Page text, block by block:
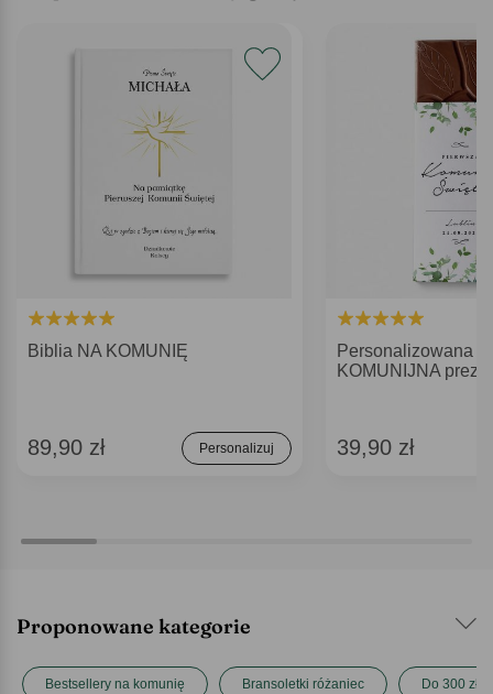
Biblia NA KOMUNIĘ
89,90 zł Personalizuj
Personalizowana
KOMUNIJNA
39,90 zł
Proponowane kategorie
Bestsellery na komunię Bransoletki różaniec Do 300 zł